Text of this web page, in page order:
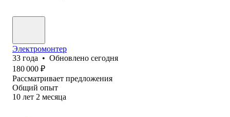
Электромонтер
33 года • Обновлено сегодня
180 000 ₽
Рассматривает предложения
Общий опыт
10 лет 2 месяца